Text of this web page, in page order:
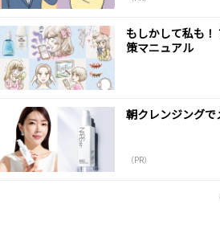
もしかして私も
策マニュアル
朝クレンジング
（PR）